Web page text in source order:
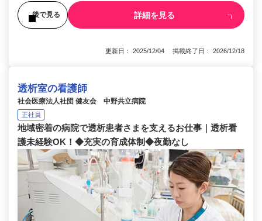
後で見る 詳細を見る
更新日： 2025/12/04 掲載終了日： 2026/12/18
透析室の看護師
社会医療法人社団 健友会 中野共立病院
正社員
地域密着の病院で透析患者さまを支えるお仕事｜透析看
護未経験OK！◆充実の育成体制◆夜勤なし